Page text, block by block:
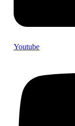
Youtube